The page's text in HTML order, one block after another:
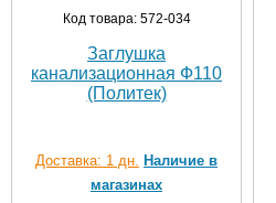
Код товара: 572-034
Заглушка
канализационная Ф110
(Политек)
Доставка: 1 дн. Наличие в
магазинах